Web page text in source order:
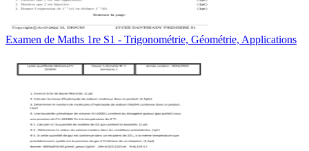
Examen de Maths 1re S1 - Trigonométrie, Géométrie, Applications